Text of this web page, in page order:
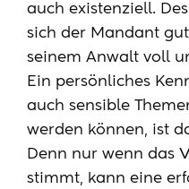
auch existenziell.
sich der Mandant
seinem Anwalt voll
Ein persönliches
auch sensible
werden können, ist
Denn nur wenn das
stimmt, kann eine